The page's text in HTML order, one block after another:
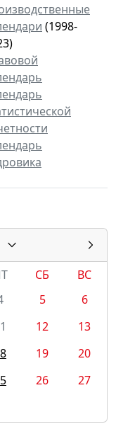
(1998-
СБ
ВС
5
6
12
13
19
20
26
27